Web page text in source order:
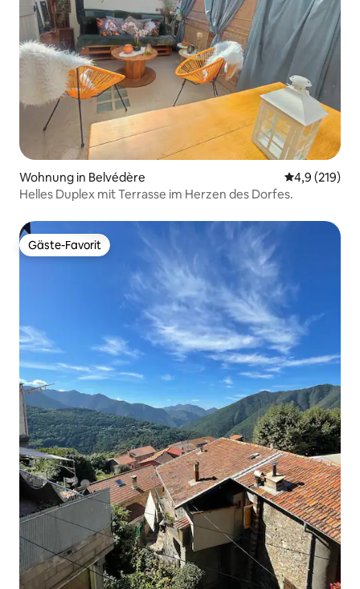
Wohnung in Belvédère
4,9 (219)
Helles Duplex mit Terrasse im Herzen des Dorfes.
Gäste-Favorit
Gäste-Favorit